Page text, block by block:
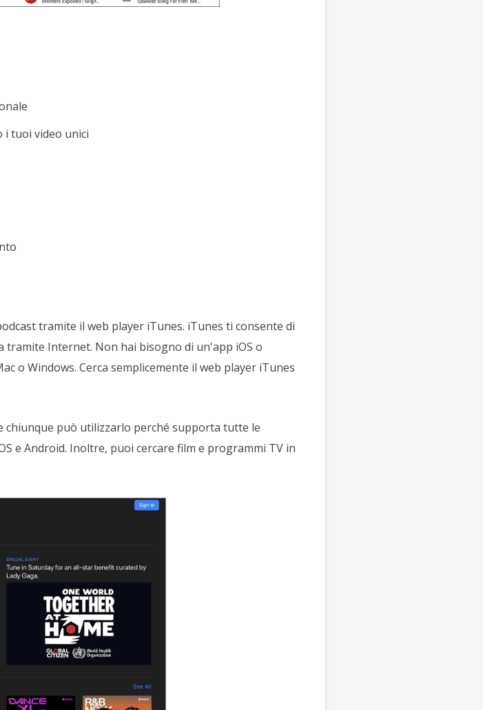
i tuoi video unici
tramite il web player iTunes. iTunes ti consente di
Internet. Non hai bisogno di un'app iOS o
o Windows. Cerca semplicemente il web player iTunes
chiunque può utilizzarlo perché supporta tutte le
e Android. Inoltre, puoi cercare film e programmi TV in